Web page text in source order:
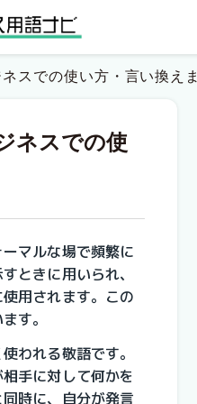
スでの使い方・言い換え
ネスでの使
マルな場で頻繁に
ときに用いられ、
用されます。この
す。
われる敬語です。
手に対して何かを
時に、自分が発言